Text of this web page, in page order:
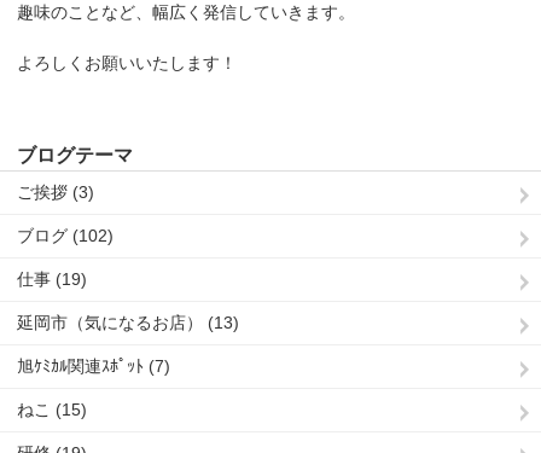
趣味のことなど、幅広く発信していきます。
よろしくお願いいたします！
ブログテーマ
ご挨拶 (3)
ブログ (102)
仕事 (19)
延岡市（気になるお店） (13)
旭ｹﾐｶﾙ関連ｽﾎﾟｯﾄ (7)
ねこ (15)